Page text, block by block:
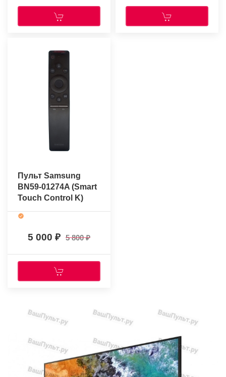
Пульт Samsung
BN59-01274A (Smart
Touch Control K)
5 000 5 800